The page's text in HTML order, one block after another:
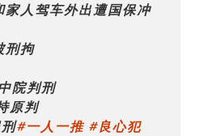
家人驾车外出遭国保冲
刑拘
院判刑
原判
#一人一推 #良心犯